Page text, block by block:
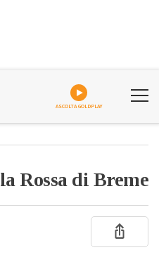
ASCOLTA GOLDPLAY
Rossa di Breme